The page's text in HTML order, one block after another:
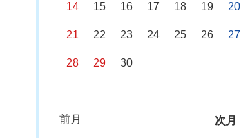
14 15 16 17 18 19 20
21 22 23 24 25 26 27
28 29 30
前月 次月